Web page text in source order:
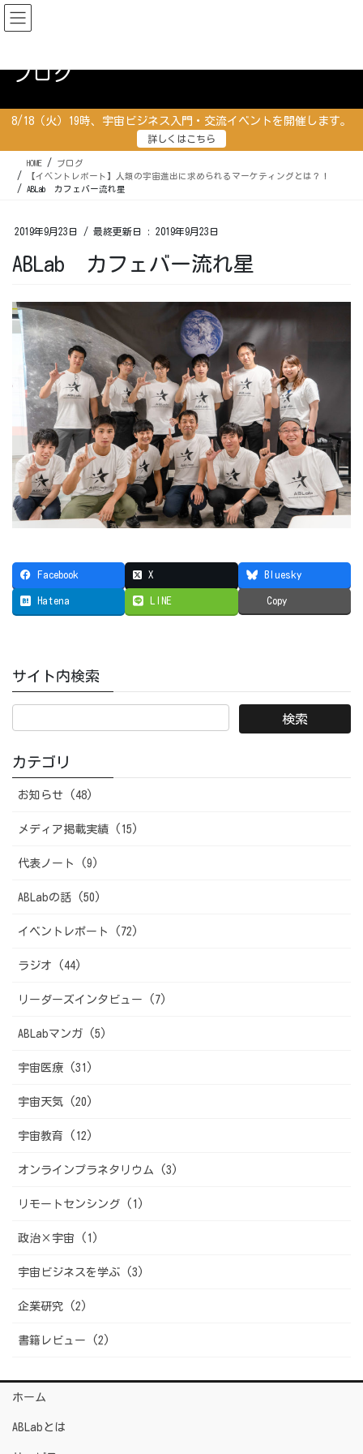
コ
ン
移
ナ
ビ
ン
ブログ
8/18（火）19時、宇宙ビジネス入門・交流イベントを開催します。
詳しくはこちら
HOME
ブログ
【イベントレポート】人類の宇宙進出に求められるマーケティングとは？！
ABLab カフェバー流れ星
2019年9月23日 / 最終更新日 : 2019年9月23日
ABLab カフェバー流れ星
Facebook X Bluesky
Hatena LINE Copy
サイト内検索
カテゴリ
お知らせ (48)
メディア掲載実績 (15)
代表ノート (9)
ABLabの話 (50)
イベントレポート (72)
ラジオ (44)
リーダーズインタビュー (7)
ABLabマンガ (5)
宇宙医療 (31)
宇宙天気 (20)
宇宙教育 (12)
オンラインプラネタリウム (3)
リモートセンシング (1)
政治×宇宙 (1)
宇宙ビジネスを学ぶ (3)
企業研究 (2)
書籍レビュー (2)
ホーム
ABLabとは